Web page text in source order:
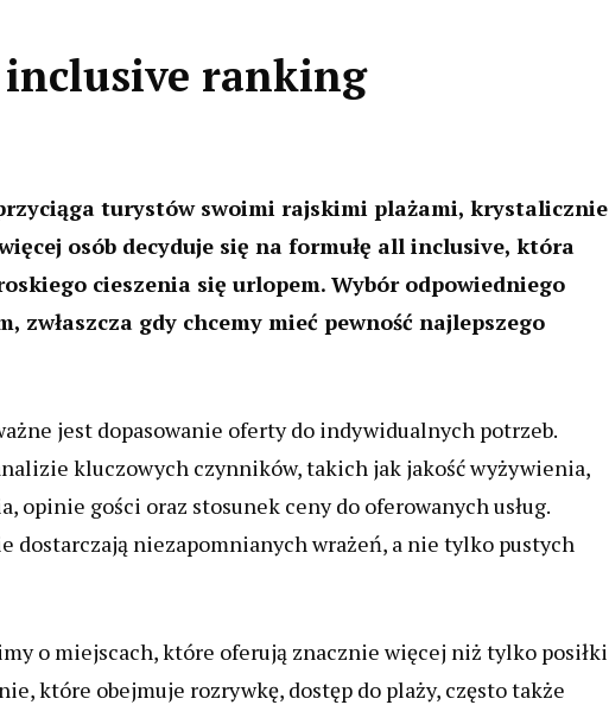
ranking
turystów swoimi rajskimi plażami, krystalicznie
osób decyduje się na formułę all inclusive, która
cieszenia się urlopem. Wybór odpowiedniego
zwłaszcza gdy chcemy mieć pewność najlepszego
jest dopasowanie oferty do indywidualnych potrzeb.
kluczowych czynników, takich jak jakość wyżywienia,
opinie gości oraz stosunek ceny do oferowanych usług.
niezapomnianych wrażeń, a nie tylko pustych
o miejscach, które oferują znacznie więcej niż tylko posiłki
które obejmuje rozrywkę, dostęp do plaży, często także